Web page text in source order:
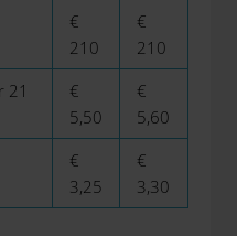
€
210
€
210
21
€
5,50
€
5,60
€
3,25
€
3,30